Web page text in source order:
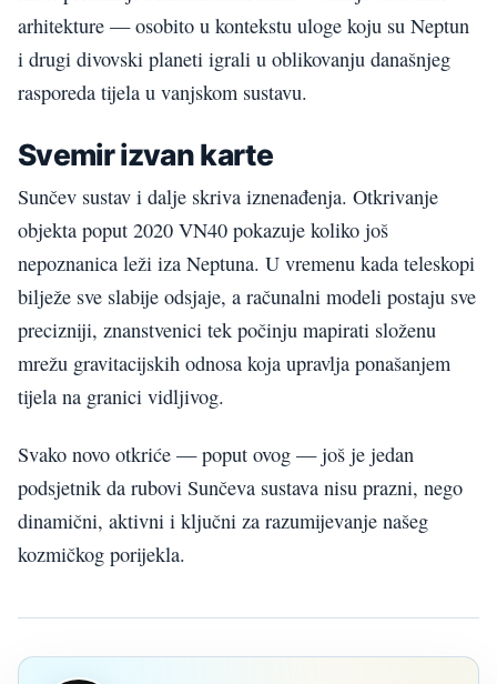
arhitekture — osobito u kontekstu uloge koju su Neptun
i drugi divovski planeti igrali u oblikovanju današnjeg
rasporeda tijela u vanjskom sustavu.
Svemir izvan karte
Sunčev sustav i dalje skriva iznenađenja. Otkrivanje
objekta poput 2020 VN40 pokazuje koliko još
nepoznanica leži iza Neptuna. U vremenu kada teleskopi
bilježe sve slabije odsjaje, a računalni modeli postaju sve
precizniji, znanstvenici tek počinju mapirati složenu
mrežu gravitacijskih odnosa koja upravlja ponašanjem
tijela na granici vidljivog.
Svako novo otkriće — poput ovog — još je jedan
podsjetnik da rubovi Sunčeva sustava nisu prazni, nego
dinamični, aktivni i ključni za razumijevanje našeg
kozmičkog porijekla.